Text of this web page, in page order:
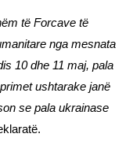
të Forcave të
nga mesnata
10 dhe 11 maj, pala
ushtarake janë
se pala ukrainase